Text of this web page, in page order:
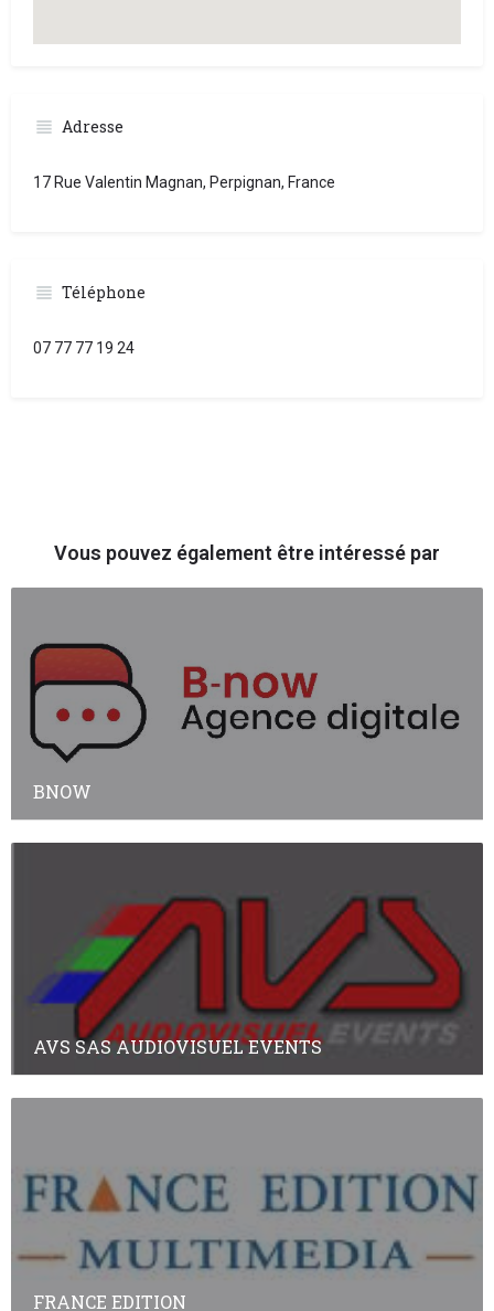
Adresse
17 Rue Valentin Magnan, Perpignan, France
Téléphone
07 77 77 19 24
Vous pouvez également être intéressé par
BNOW
AVS SAS AUDIOVISUEL EVENTS
FRANCE EDITION